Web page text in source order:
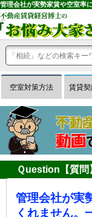
空室対策方法 賃貸
Ｑuestion【質問
管理会社が実
くれません。